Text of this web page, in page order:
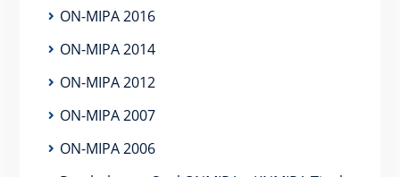
ON-MIPA 2016
ON-MIPA 2014
ON-MIPA 2012
ON-MIPA 2007
ON-MIPA 2006